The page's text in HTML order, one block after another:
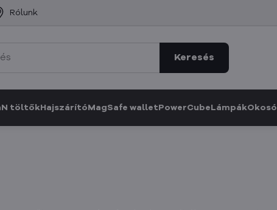
Rólunk
Keresés
töltőkHajszárító MagSafe wallet PowerCube Lámpák